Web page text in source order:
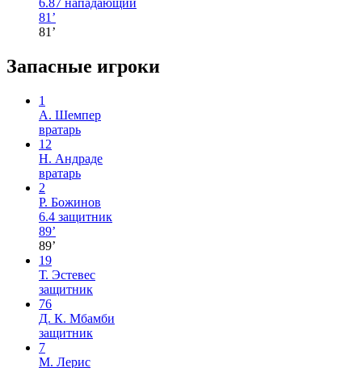
6.87 нападающий
81’
81’
Запасные игроки
1
А. Шемпер
вратарь
12
Н. Андраде
вратарь
2
Р. Божинов
6.4 защитник
89’
89’
19
Т. Эстевес
защитник
76
Д. К. Мбамби
защитник
7
М. Лерис